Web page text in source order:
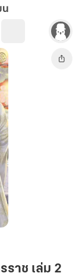
น
ราช เล่ม 2